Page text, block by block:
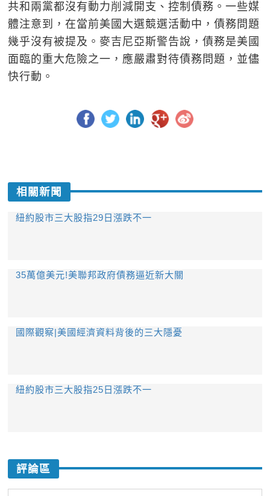
共和兩黨都沒有動力削減開支、控制債務。一些媒
體注意到，在當前美國大選競選活動中，債務問題
幾乎沒有被提及。麥吉尼亞斯警告說，債務是美國
面臨的重大危險之一，應嚴肅對待債務問題，並儘
快行動。
相關新聞
紐約股市三大股指29日漲跌不一
35萬億美元!美聯邦政府債務逼近新大關
國際觀察|美國經濟資料背後的三大隱憂
紐約股市三大股指25日漲跌不一
評論區